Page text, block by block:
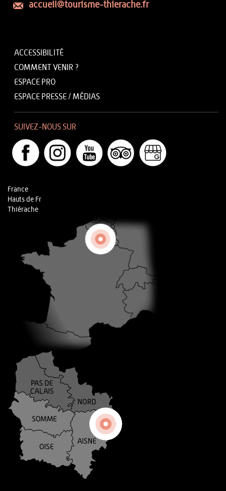
accueil@tourisme-thierache.fr
ACCESSIBILITÉ
COMMENT VENIR ?
ESPACE PRO
ESPACE PRESSE / MÉDIAS
SUIVEZ-NOUS SUR
France
Hauts de Fr
Thiérache